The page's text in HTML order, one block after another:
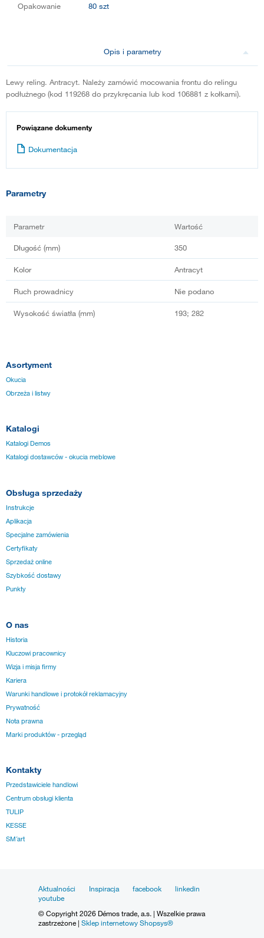
Opakowanie
80 szt
Opis i parametry
Lewy reling. Antracyt. Należy zamówić mocowania frontu do relingu
podłużnego (kod 119268 do przykręcania lub kod 106881 z kołkami).
Powiązane dokumenty
Dokumentacja
Parametry
Parametr Wartość
Długość (mm) 350
Kolor Antracyt
Ruch prowadnicy Nie podano
Wysokość światła (mm) 193; 282
Asortyment
Okucia
Obrzeża i listwy
Katalogi
Katalogi Demos
Katalogi dostawców - okucia meblowe
Obsługa sprzedaży
Instrukcje
Aplikacja
Specjalne zamówienia
Certyfikaty
Sprzedaż online
Szybkość dostawy
Punkty
O nas
Historia
Kluczowi pracownicy
Wizja i misja firmy
Kariera
Warunki handlowe i protokół reklamacyjny
Prywatność
Nota prawna
Marki produktów - przegląd
Kontakty
Przedstawiciele handlowi
Centrum obsługi klienta
TULIP
KESSE
SM´art
Aktualności Inspiracja facebook
linkedin
youtube
© Copyright 2026 Démos trade, a.s. | Wszelkie prawa
zastrzeżone | Sklep internetowy Shopsys®